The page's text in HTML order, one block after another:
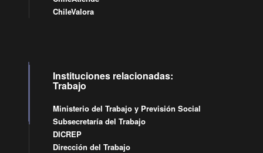
ChileValora
Instituciones relacionadas:
Trabajo
Ministerio del Trabajo y Previsión Social
Subsecretaría del Trabajo
DICREP
Dirección del Trabajo